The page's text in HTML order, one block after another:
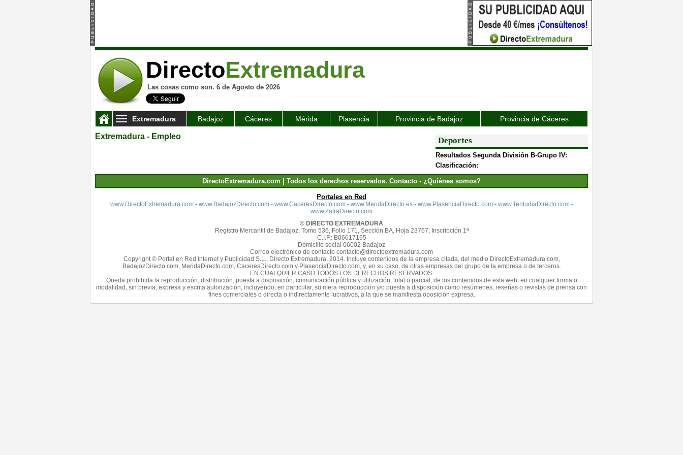
DirectoExtremadura
Las cosas como son. 6 de Agosto de 2026
Extremadura Badajoz Cáceres Mérida Plasencia Provincia de Badajoz Provincia de Cáceres
Extremadura - Empleo Deportes
Resultados Segunda División B-Grupo IV:
Clasificación:
DirectoExtremadura.com | Todos los derechos reservados. Contacto - ¿Quiénes somos?
Portales en Red
www.DirectoExtremadura.com- www.BadajozDirecto.com- www.CaceresDirecto.com- www.MeridaDirecto.es- www.PlasenciaDirecto.com- www.TentudiaDirecto.com-
www.ZafraDirecto.com
© DIRECTO EXTREMADURA
Registro Mercantil de Badajoz, Tomo 536, Folio 171, Sección BA, Hoja 23767, Inscripción 1ª
C.I.F.: B06617195
Domicilio social 06002 Badajoz
Correo electrónico de contacto contacto@directoextremadura.com
Copyright © Portal en Red Internet y Publicidad S.L., Directo Extremadura, 2014. Incluye contenidos de la empresa citada, del medio DirectoExtremadura.com,
BadajozDirecto.com, MeridaDirecto.com, CaceresDirecto.com y PlasenciaDirecto.com, y, en su caso, de otras empresas del grupo de la empresa o de terceros.
EN CUALQUIER CASO TODOS LOS DERECHOS RESERVADOS:
Queda prohibida la reproducción, distribución, puesta a disposición, comunicación pública y utilización, total o parcial, de los contenidos de esta web, en cualquier forma o
modalidad, sin previa, expresa y escrita autorización, incluyendo, en particular, su mera reproducción y/o puesta a disposición como resúmenes, reseñas o revistas de prensa con
fines comerciales o directa o indirectamente lucrativos, a la que se manifiesta oposición expresa.